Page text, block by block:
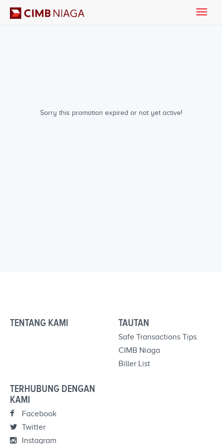
Sorry this promotion expired or not yet active!
Toggle
TENTANG KAMI TAUTAN
Safe Transactions Tips
CIMB Niaga
Biller List
TERHUBUNG DENGAN
KAMI
Facebook
Twitter
Instagram